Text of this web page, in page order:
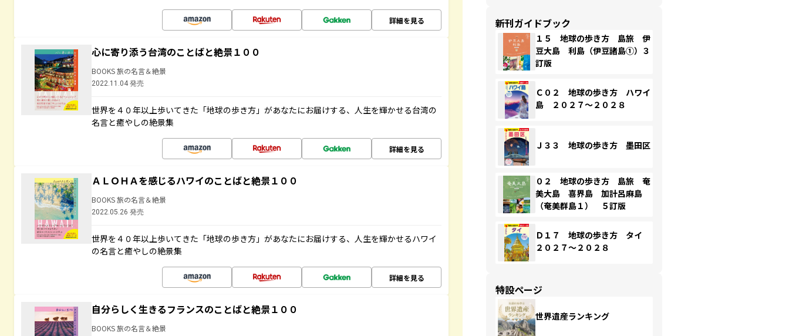
詳細を見る
心に寄り添う台湾のことばと絶景１００
BOOKS 旅の名言＆絶景
2022.11.04 発売
世界を４０年以上歩いてきた「地球の歩き方」があなたにお届けする、人生を輝かせる台湾の
名言と癒やしの絶景集
詳細を見る
ＡＬＯＨＡを感じるハワイのことばと絶景１００
BOOKS 旅の名言＆絶景
2022.05.26 発売
世界を４０年以上歩いてきた「地球の歩き方」があなたにお届けする、人生を輝かせるハワイ
の名言と癒やしの絶景集
詳細を見る
自分らしく生きるフランスのことばと絶景１００
BOOKS 旅の名言＆絶景
新刊ガイドブック
１５ 地球の歩き方 島旅 伊
豆大島 利島（伊豆諸島①）３
訂版
Ｃ０２ 地球の歩き方 ハワイ
島 ２０２７～２０２８
Ｊ３３ 地球の歩き方 墨田区
０２ 地球の歩き方 島旅 奄
美大島 喜界島 加計呂麻島
（奄美群島１） ５訂版
Ｄ１７ 地球の歩き方 タイ
２０２７～２０２８
特設ページ
世界遺産ランキング